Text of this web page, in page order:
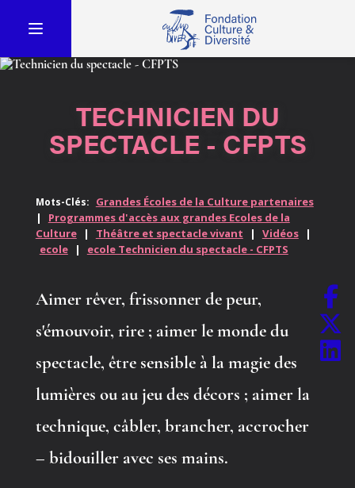
TECHNICIEN DU
SPECTACLE - CFPTS
Mots-Clés:
Grandes Écoles de la Culture partenaires
|
Programmes d'accès aux grandes Ecoles de la
Culture
| Théâtre et spectacle vivant | Vidéos
|
ecole
| ecole Technicien du spectacle - CFPTS
Aimer rêver, frissonner de peur,
s'émouvoir, rire ; aimer le monde du
spectacle, être sensible à la magie des
lumières ou au jeu des décors ; aimer la
technique, câbler, brancher, accrocher
– bidouiller avec ses mains.